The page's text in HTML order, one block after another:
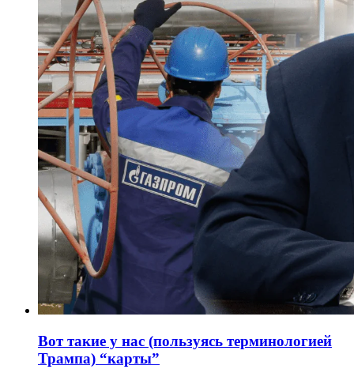
Вот такие у нас (пользуясь терминологией
Трампа) “карты”